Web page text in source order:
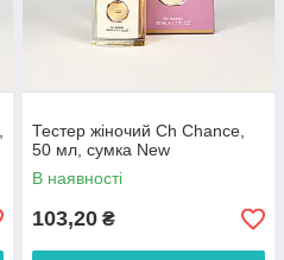
Тестер жіночий Ch Chance,
50 мл, сумка New
В наявності
103,20 ₴